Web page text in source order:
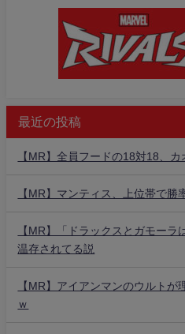
最近の投稿
【MR】全員フードの18対18、
【MR】マンティス、上位帯で勝
【MR】「ドラックスとガモー
温存されてる説
【MR】アイアンマンのウルト
ｗ